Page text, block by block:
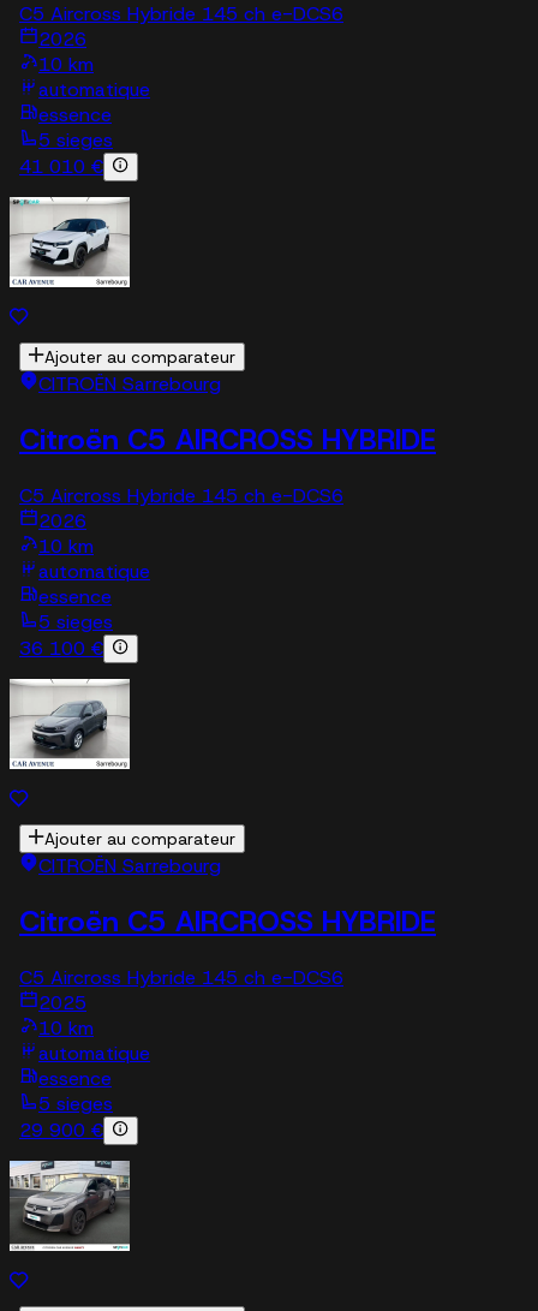
C5 Aircross Hybride 145 ch e-DCS6
2026
10 km
automatique
essence
5 sieges
41 010 €
Ajouter au comparateur
CITROËN Sarrebourg
Citroën C5 AIRCROSS HYBRIDE
C5 Aircross Hybride 145 ch e-DCS6
2026
10 km
automatique
essence
5 sieges
36 100 €
Ajouter au comparateur
CITROËN Sarrebourg
Citroën C5 AIRCROSS HYBRIDE
C5 Aircross Hybride 145 ch e-DCS6
2025
10 km
automatique
essence
5 sieges
29 900 €